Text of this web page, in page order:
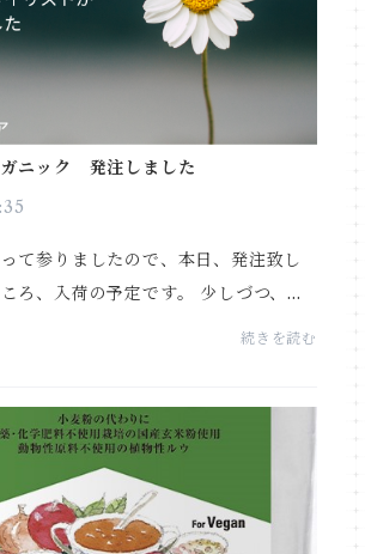
ニック 発注しました
て参りましたので、本日、発注致し
ろ、入荷の予定です。 少しづつ、商
していく予定です。自らが使ったり食
続きを読む